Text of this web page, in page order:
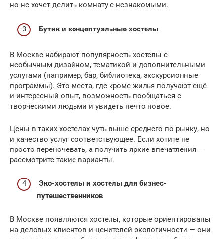
но не хочет делить комнату с незнакомыми.
Бутик и концептуальные хостелы
В Москве набирают популярность хостелы с
необычным дизайном, тематикой и дополнительными
услугами (например, бар, библиотека, экскурсионные
программы). Это места, где кроме жилья получают ещё
и интересный опыт, возможность пообщаться с
творческими людьми и увидеть нечто новое.
Цены в таких хостелах чуть выше среднего по рынку, но
и качество услуг соответствующее. Если хотите не
просто переночевать, а получить яркие впечатления —
рассмотрите такие варианты.
Эко-хостелы и хостелы для бизнес-
путешественников
В Москве появляются хостелы, которые ориентированы
на деловых клиентов и ценителей экологичности — они